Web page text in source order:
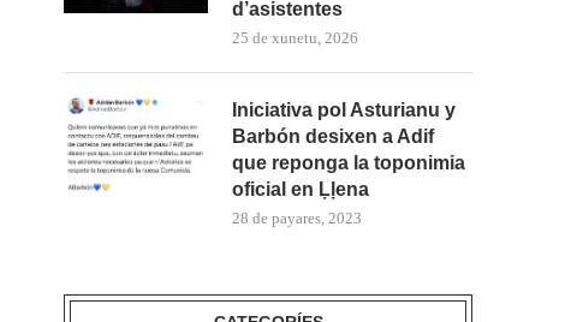
d’asistentes
25 de xunetu, 2026
Iniciativa pol Asturianu y
Barbón desixen a Adif
que reponga la toponimia
oficial en Ḷḷena
28 de payares, 2023